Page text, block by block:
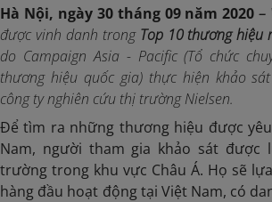
Hà Nội, ngày 30 tháng 09 năm 2020 –
được vinh danh trong Top 10 thương hiệu
do Campaign Asia - Pacific (Tổ chức
thương hiệu quốc gia) thực hiện khảo
công ty nghiên cứu thị trường Nielsen.
Để tìm ra những thương hiệu được
Nam, người tham gia khảo sát
trường trong khu vực Châu Á. Họ sẽ
hàng đầu hoạt động tại Việt Nam, có